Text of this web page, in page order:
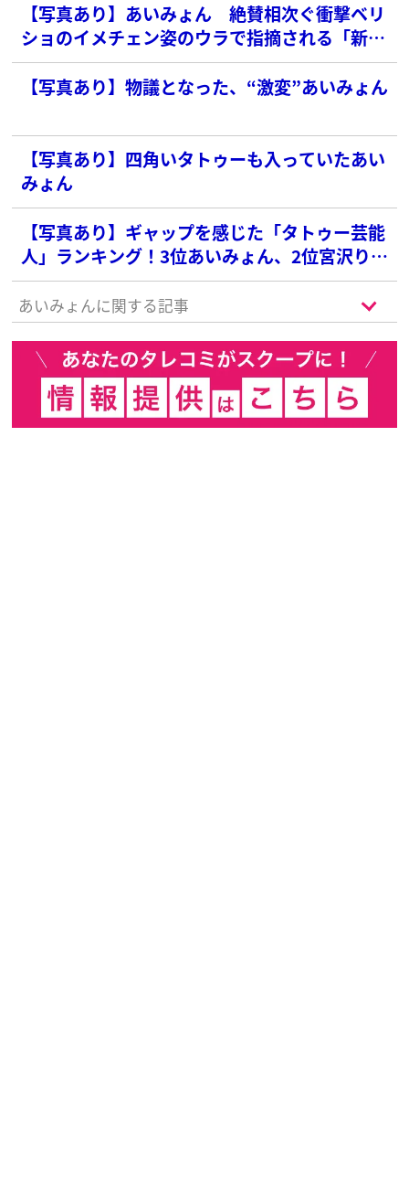
【写真あり】あいみょん 絶賛相次ぐ衝撃ベリ
ショのイメチェン姿のウラで指摘される「新た
なタトゥー」
【写真あり】物議となった、“激変”あいみょん
【写真あり】四角いタトゥーも入っていたあい
みょん
【写真あり】ギャップを感じた「タトゥー芸能
人」ランキング！3位あいみょん、2位宮沢りえ
を抑えた1位は？
あいみょんに関する記事